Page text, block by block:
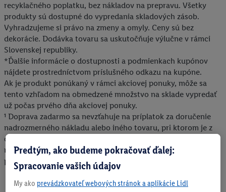
recyklačného poplatku, bez nákladov na prepravu. Všetky
produkty sú dostupné do vypredania skladových zásob.
Vyhradzujeme si právo na zmeny a omyly. Ceny sú bez
dekorácie. Dodávka tovaru sa uskutočňuje výlučne v rámci
Slovenskej republiky.
*Ďalšie informácie o dostupnosti a podmienkach kupónov
nájdete prostredníctvom príslušného odkazu na kupóne.
Ak je produkt ponúkaný v rámci akciovej ponuky, môže sa
tento vzhľadom na obmedzené množstvo na sklade vypredať
už počas prvého dňa akciovej ponuky.
¹ Doprava zadarmo sa nevzťahuje na príplatok za doručenie
nadrozmerného nákladu alebo iného tovaru, pri ktorom je z
dôvodu jeho rozmerov alebo objemu potrebná osobitná
manipulácia pri jeho dodaní. Konečná výška uvedeného
príplatku sa zobrazí v nákupnom košíku.
Predtým, ako budeme pokračovať ďalej:
Spracovanie vašich údajov
My ako prevádzkovateľ webových stránok a aplikácie Lidl